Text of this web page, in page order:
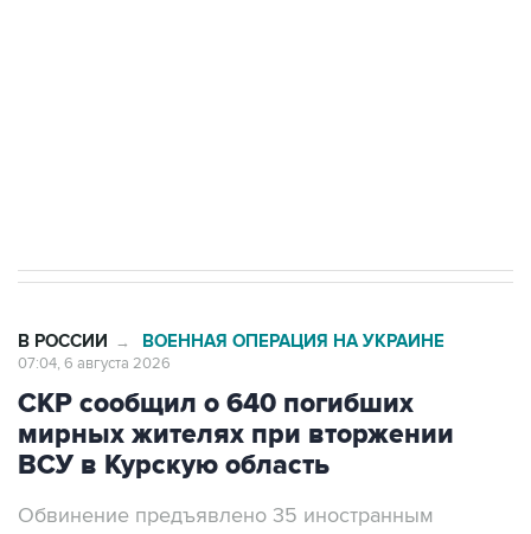
В РОССИИ → ВОЕННАЯ ОПЕРАЦИЯ НА УКРАИНЕ
07:04, 6 августа 2026
СКР сообщил о 640 погибших
мирных жителях при вторжении
ВСУ в Курскую область
Обвинение предъявлено 35 иностранным